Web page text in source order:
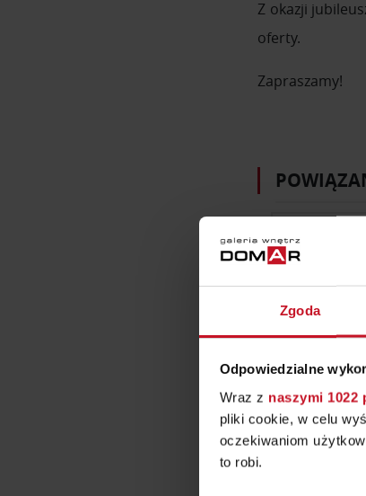
Zgoda
Odpowiedzialne
Wraz z naszymi 1022
pliki cookie, w celu
oczekiwaniom
to robi.
Z okazji
oferty.
Zapraszamy!
+48 661